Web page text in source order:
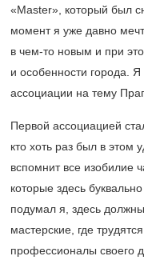
«Master», который был
момент я уже давно
в чем-то новым и при
и особенности города.
ассоциации на тему
Первой ассоциацией
кто хоть раз был в этом
вспомнит все изобилие
которые здесь
подумал я, здесь
мастерские, где
профессионалы своего